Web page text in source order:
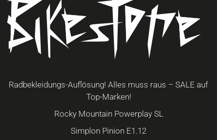
Radbekleidungs-Auflösung! Alles muss raus – SALE auf
Top-Marken!
Rocky Mountain Powerplay SL
Simplon Pinion E1.12